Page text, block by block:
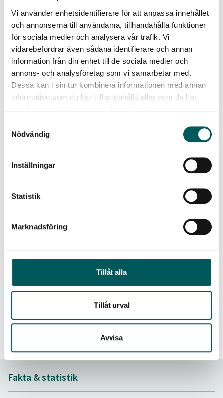
Vi använder enhetsidentifierare för att anpassa innehållet
och annonserna till användarna, tillhandahålla funktioner
för sociala medier och analysera vår trafik. Vi
vidarebefordrar även sådana identifierare och annan
information från din enhet till de sociala medier och
annons- och analysföretag som vi samarbetar med.
Dessa kan i sin tur kombinera informationen med annan
information som du har tillhandahållit eller som de har
Nödvändig
Inställningar
Statistik
Marknadsföring
Tillåt alla
Tillåt urval
Avvisa
Fakta & statistik
MittSverige Vatten
Fillan ARV
MittSverige Vatten
Tivoli ARV
Motala kommun
Motala kommun
Vadstena
Mälarenergi
Nodra AB
Skellefteå kommun
Tuvans
Stockholm Vatten och Avfall
Bromma
Tekniska Verken i Linköping AB
Nykvarns
Trollhättan Energi AB
Storvreta
VA syd
Ellinge
VA syd
Södra
Vakin
ARV
Örebro kommun
Skebäck
Senast uppdaterad - 2026-03-25